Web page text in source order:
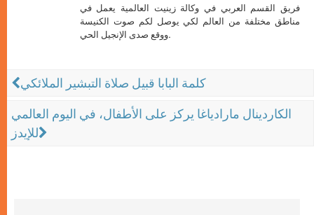
فريق القسم العربي في وكالة زينيت العالمية يعمل في
مناطق مختلفة من العالم لكي يوصل لكم صوت الكنيسة
ووقع صدى الإنجيل الحي.
كلمة البابا قبيل صلاة التبشير الملائكي
الكاردينال مارادياغا يركز على الأطفال، في اليوم العالمي
للإيدز